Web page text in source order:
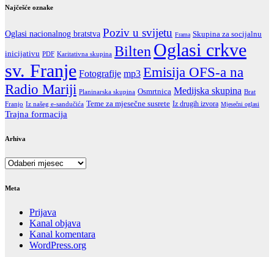
Najčešće oznake
Oglasi nacionalnog bratstva Poziv u svijetu Frama Skupina za socijalnu
inicijativu PDF Karitativna skupina BiltenOglasi crkve
sv. Franje Fotografije mp3 Emisija OFS-a na
Radio Mariji Planinarska skupina Osmrtnica Medijska skupina Brat
Franjo Iz našeg e-sandučića Teme za mjesečne susrete Iz drugih izvora Mjesečni oglasi
Trajna formacija
Arhiva
Arhiva
Meta
Prijava
Kanal objava
Kanal komentara
WordPress.org